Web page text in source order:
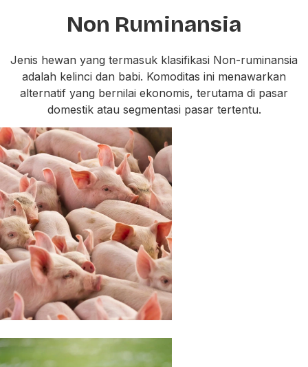
Non Ruminansia
Jenis hewan yang termasuk klasifikasi Non-ruminansia
adalah kelinci dan babi. Komoditas ini menawarkan
alternatif yang bernilai ekonomis, terutama di pasar
domestik atau segmentasi pasar tertentu.